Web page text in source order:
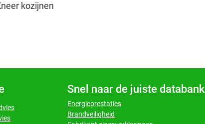
kozijnen
Snel naar de juiste databank
Energieprestaties
Brandveiligheid